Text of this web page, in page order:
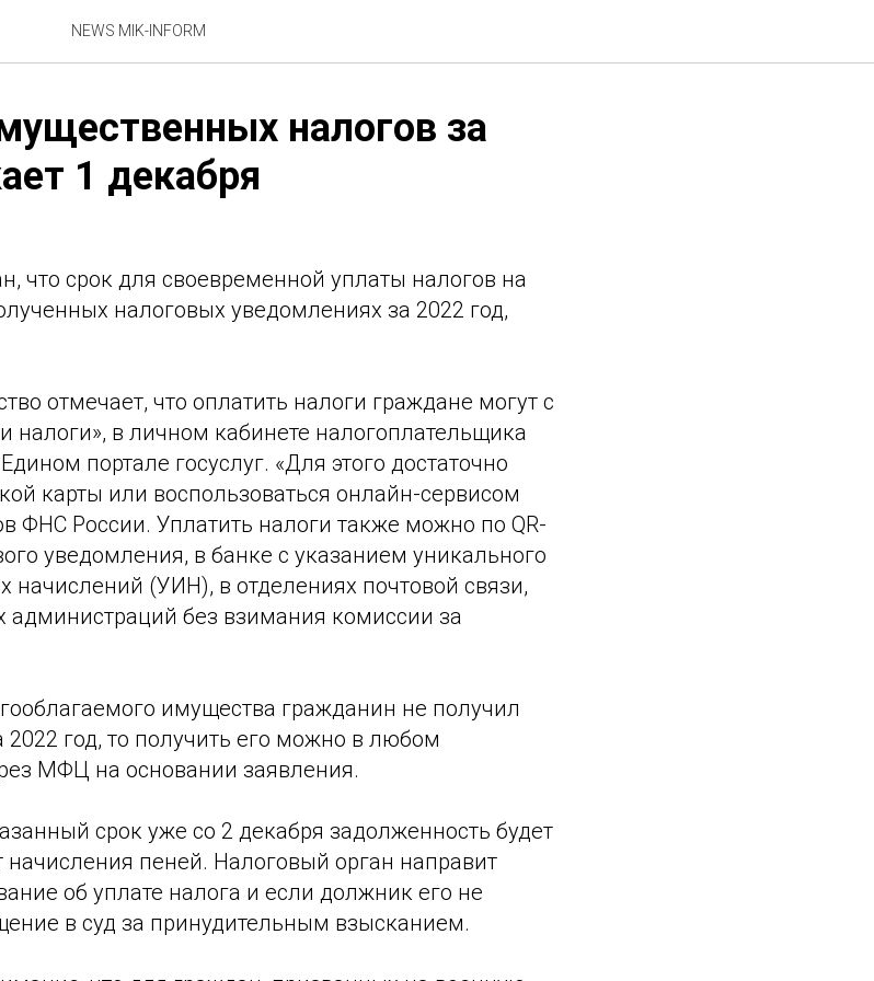
NEWS MIK-INFORM
налогов за
1 декабря
что срок для своевременной уплаты налогов на
налоговых уведомлениях за 2022 год,
отмечает, что оплатить налоги граждане могут с
налоги», в личном кабинете налогоплательщика
портале госуслуг. «Для этого достаточно
карты или воспользоваться онлайн-сервисом
ФНС России. Уплатить налоги также можно по QR-
уведомления, в банке с указанием уникального
начислений (УИН), в отделениях почтовой связи,
без взимания комиссии за
имущества гражданин не получил
год, то получить его можно в любом
МФЦ на основании заявления.
срок уже со 2 декабря задолженность будет
начисления пеней. Налоговый орган направит
об уплате налога и если должник его не
в суд за принудительным взысканием.